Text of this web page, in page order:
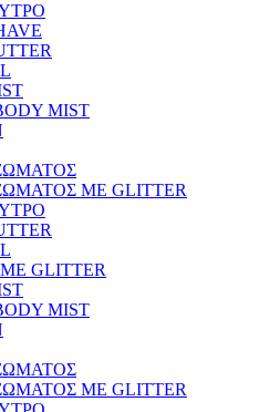
MIST
ΜΕ GLITTER
GLITTER
MIST
ΜΕ GLITTER